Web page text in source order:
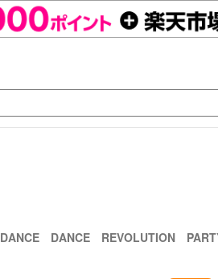
DANCE DANCE REVOLUTION